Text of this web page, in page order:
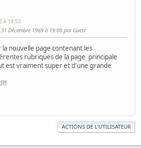
à 19:53
Décembre 1969 à 19:00 par Guest
la nouvelle page contenant les
rubriques de la page principale
est vraiment super et d'une grande
ACTIONS DE L'UTILISATEUR